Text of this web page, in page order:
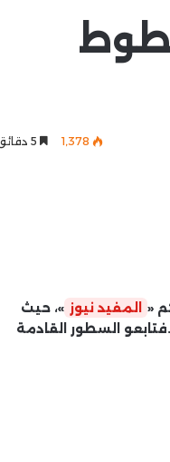
1٬378
« المفيد نيوز »، حيث
السطور القادمة